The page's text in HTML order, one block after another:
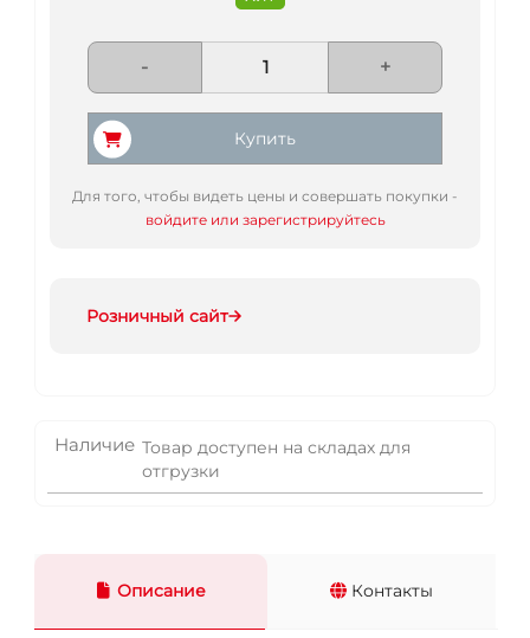
- +
Купить
Для того, чтобы видеть цены и совершать покупки -
войдите или зарегистрируйтесь
Розничный сайт
Наличие Товар доступен на складах для
отгрузки
Описание Контакты